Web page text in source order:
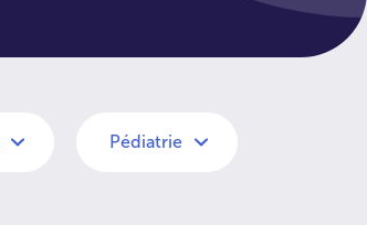
Pédiatrie